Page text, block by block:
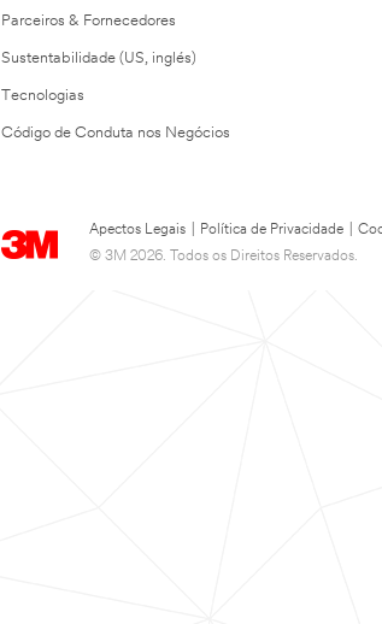
Parceiros & Fornecedores
Sustentabilidade (US, inglés)
Tecnologias
Código de Conduta nos Negócios
Apectos Legais Política de Privacidade
© 3M 2026. Todos os Direitos Reservados.